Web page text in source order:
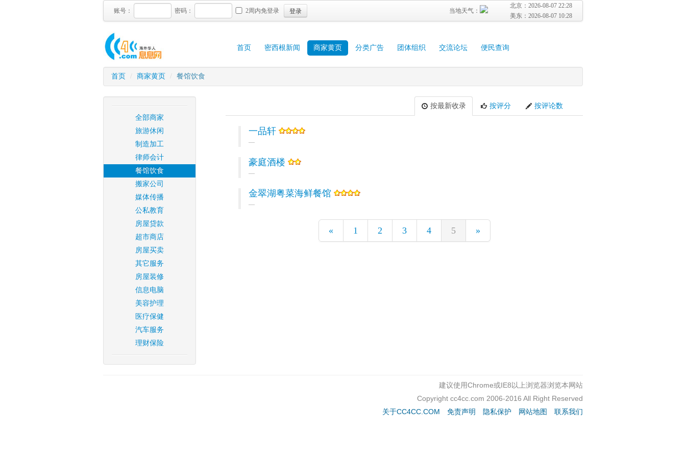
账号： 密码： 2周内免登录 登录
北京： 2026-08-07 22:28
美东： 2026-08-07 10:28
当地天气：
首页 密西根新闻 商家黄页 分类广告 团体组织 交流论坛 便民查询
首页 / 商家黄页 / 餐馆饮食
全部商家
旅游休闲
制造加工
律师会计
餐馆饮食
搬家公司
媒体传播
公私教育
房屋贷款
超市商店
房屋买卖
其它服务
房屋装修
信息电脑
美容护理
医疗保健
汽车服务
理财保险
按最新收录 按评分 按评论数
一品轩
豪庭酒楼
金翠湖粤菜海鲜餐馆
« 1 2 3 4 5 »
建议使用Chrome或IE8以上浏览器浏览本网站
Copyright cc4cc.com 2006-2016 All Right Reserved
关于CC4CC.COM
免责声明 隐私保护 网站地图 联系我们